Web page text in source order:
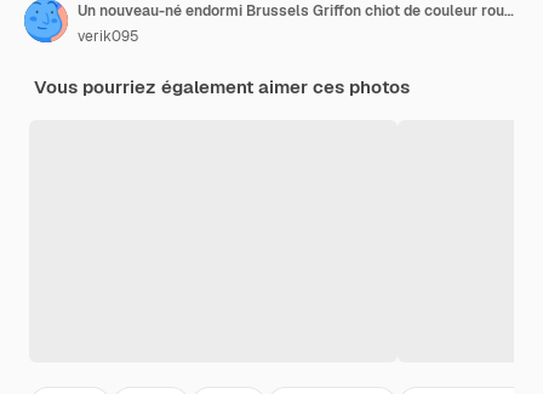
Un nouveau-né endormi Brussels Griffon chiot de couleur rouge se trouve sous une couverture blanche avec les yeux fermés Photo de haute qualité
verik095
Vous pourriez également aimer ces photos